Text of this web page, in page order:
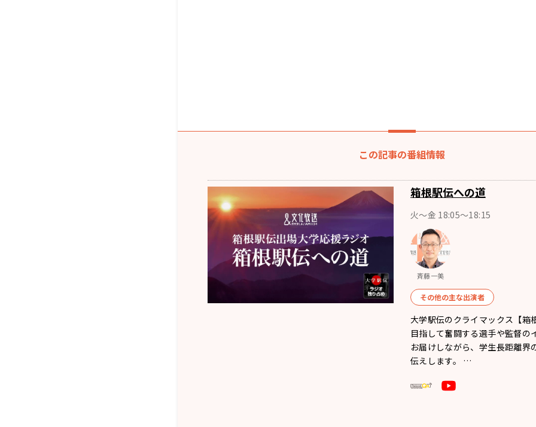
この記事の番組情報
箱根駅伝への道
火～金 18:05～18:15
斉藤一美
その他の主な出演者
大学駅伝のクライマックス【箱
目指して奮闘する選手や監督の
お届けしながら、学生長距離界
伝えします。 …